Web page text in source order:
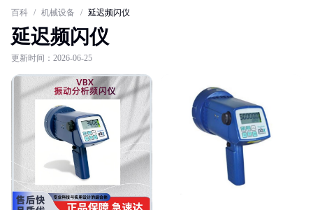
百科 / 机械设备 / 延迟频闪仪
延迟频闪仪
更新时间：2026-06-25